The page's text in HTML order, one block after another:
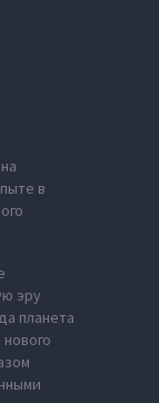
в
эру
планета